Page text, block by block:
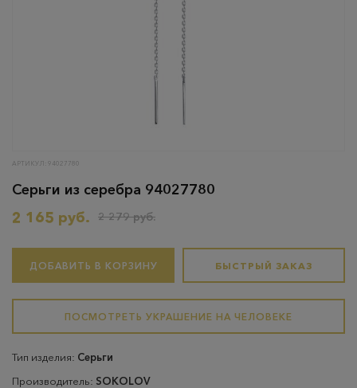
АРТИКУЛ: 94027780
Серьги из серебра 94027780
2 165 руб.
2 279 руб.
ДОБАВИТЬ В КОРЗИНУ БЫСТРЫЙ ЗАКАЗ
ПОСМОТРЕТЬ УКРАШЕНИЕ НА ЧЕЛОВЕКЕ
Тип изделия: Серьги
Производитель: SOKOLOV